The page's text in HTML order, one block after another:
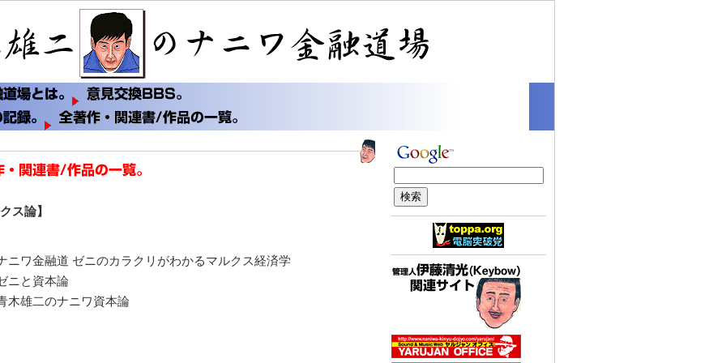
ス論】
ニワ金融道 ゼニのカラクリがわかるマルクス経済学
ニと資本論
木雄二のナニワ資本論